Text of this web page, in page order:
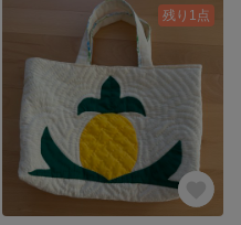
残り1点